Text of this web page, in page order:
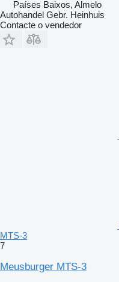
Países Baixos, Almelo
Autohandel Gebr. Heinhuis
Contacte o vendedor
MTS-3
7
Meusburger MTS-3